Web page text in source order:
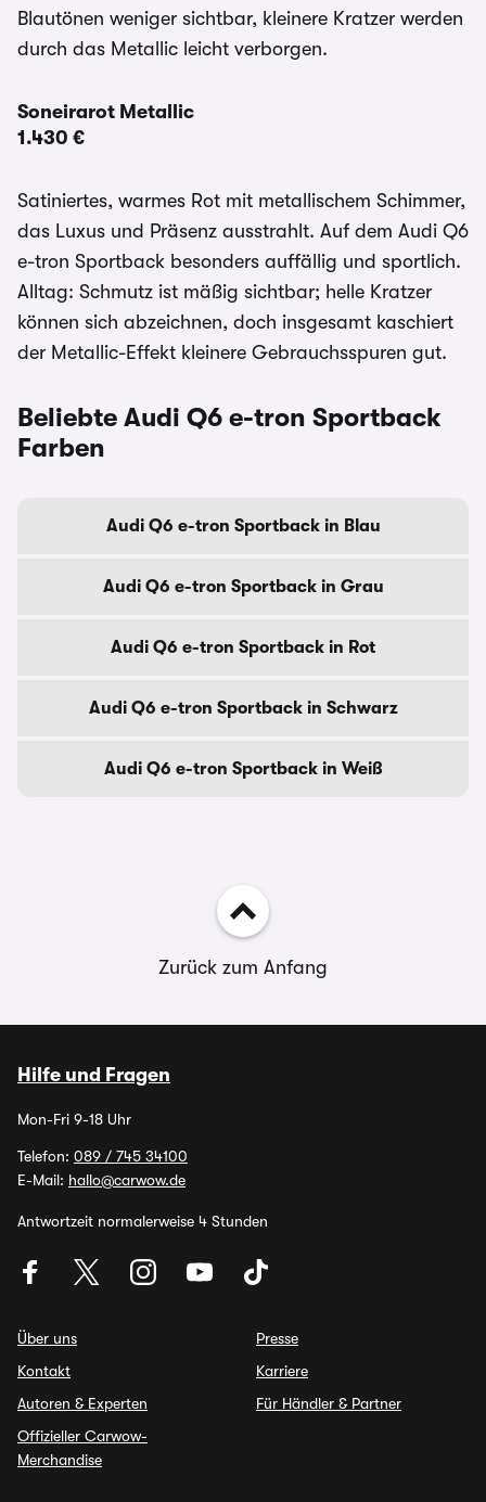
Blautönen weniger sichtbar, kleinere Kratzer werden
durch das Metallic leicht verborgen.
Soneirarot Metallic
1.430 €
Satiniertes, warmes Rot mit metallischem Schimmer,
das Luxus und Präsenz ausstrahlt. Auf dem Audi Q6
e-tron Sportback besonders auffällig und sportlich.
Alltag: Schmutz ist mäßig sichtbar; helle Kratzer
können sich abzeichnen, doch insgesamt kaschiert
der Metallic-Effekt kleinere Gebrauchsspuren gut.
Beliebte Audi Q6 e-tron Sportback
Farben
Audi Q6 e-tron Sportback in Blau
Audi Q6 e-tron Sportback in Grau
Audi Q6 e-tron Sportback in Rot
Audi Q6 e-tron Sportback in Schwarz
Audi Q6 e-tron Sportback in Weiß
Zurück zum Anfang
Hilfe und Fragen
Mon-Fri 9-18 Uhr
Telefon: 089 / 745 34100
E-Mail: hallo@carwow.de
Antwortzeit normalerweise 4 Stunden
Über uns
Kontakt
Autoren & Experten
Offizieller Carwow-
Merchandise
Presse
Karriere
Für Händler & Partner